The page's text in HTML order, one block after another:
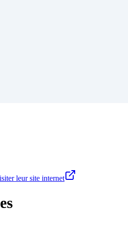
leur site internet